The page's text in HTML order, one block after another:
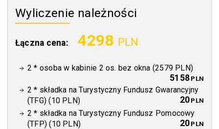
Wyliczenie należności
Łączna cena: 4298 PLN
2 * osoba w kabinie 2 os. bez okna (2579 PLN)
5158PLN
2 * składka na Turystyczny Fundusz Gwarancyjny
(TFG) (10 PLN)
20PLN
2 * składka na Turystyczny Fundusz Pomocowy
(TFP) (10 PLN)
20PLN